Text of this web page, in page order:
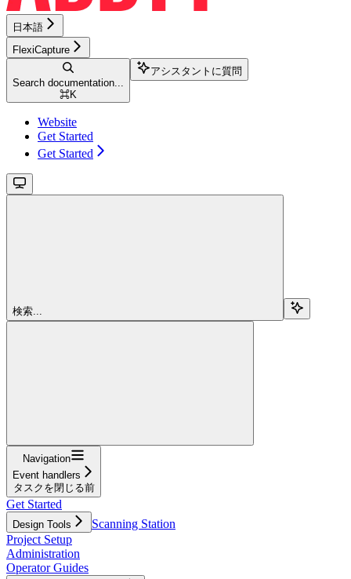
日本語
FlexiCapture
Search documentation...
⌘K
アシスタントに質問
Website
Get Started
Get Started
検索...
Navigation
Event handlers
タスクを閉じる前
Get Started
Design Tools
Scanning Station
Project Setup
Administration
Operator Guides